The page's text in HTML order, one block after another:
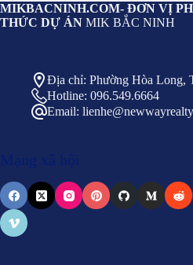
MIKBACNINH.COM- ĐƠN VỊ
THỨC DỰ ÁN MIK BẮC NINH
Địa chỉ: Phường Hòa Long,
Hotline: 096.549.6664
Email:
Mạng xã hội